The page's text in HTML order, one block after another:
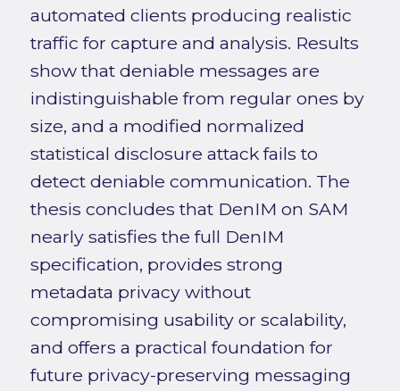
automated clients producing realistic
traffic for capture and analysis. Results
show that deniable messages are
indistinguishable from regular ones by
size, and a modified normalized
statistical disclosure attack fails to
detect deniable communication. The
thesis concludes that DenIM on SAM
nearly satisfies the full DenIM
specification, provides strong
metadata privacy without
compromising usability or scalability,
and offers a practical foundation for
future privacy-preserving messaging